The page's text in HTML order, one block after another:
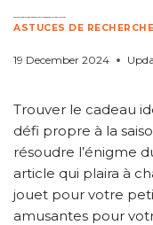
ASTUCES DE RECHERCHE
19 December 2024
Trouver le cadeau
défi propre à la
résoudre l’énigme
article qui plaira à
jouet pour votre
amusantes pour